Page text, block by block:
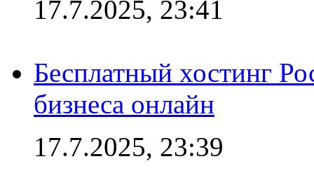
17.7.2025, 23:41
Бесплатный хостинг
бизнеса онлайн
17.7.2025, 23:39